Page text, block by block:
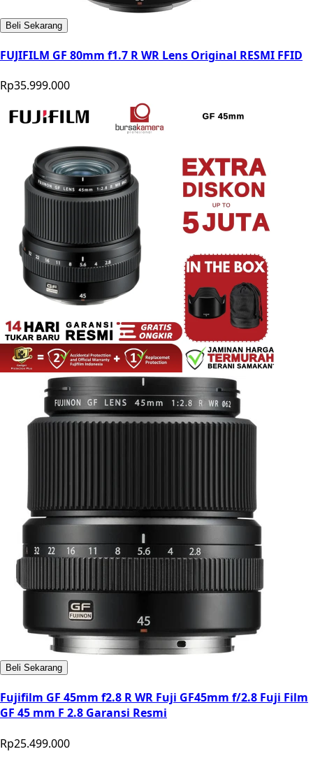
Beli Sekarang
FUJIFILM GF 80mm f1.7 R WR Lens Original RESMI FFID
Rp35.999.000
Beli Sekarang
Fujifilm GF 45mm f2.8 R WR Fuji GF45mm f/2.8 Fuji Film
GF 45 mm F 2.8 Garansi Resmi
Rp25.499.000